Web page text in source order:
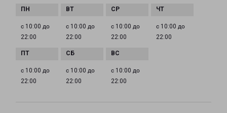
с 10:00 до
22:00
с 10:00 до
22:00
с 10:00 до
22:00
с 10:00 до
22:00
с 10:00 до
22:00
с 10:00 до
22:00
с 10:00 до
22:00